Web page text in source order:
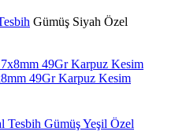
Gümüş Siyah Özel
49Gr Karpuz Kesim
Gümüş Yeşil Özel